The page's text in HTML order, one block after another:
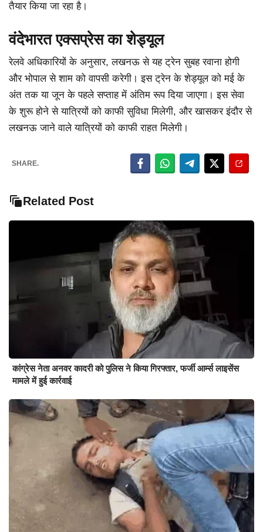
तैयार किया जा रहा है।
वंदेभारत एक्सप्रेस का शेड्यूल
रेलवे अधिकारियों के अनुसार, लखनऊ से यह ट्रेन सुबह रवाना होगी
और भोपाल से शाम को वापसी करेगी। इस ट्रेन के शेड्यूल को मई के
अंत तक या जून के पहले सप्ताह में अंतिम रूप दिया जाएगा। इस सेवा
के शुरू होने से यात्रियों को काफी सुविधा मिलेगी, और खासकर इंदौर से
लखनऊ जाने वाले यात्रियों को काफी राहत मिलेगी।
SHARE.
Related Post
कांग्रेस नेता अनवर कादरी को पुलिस ने किया गिरफ्तार, फर्जी आर्म्स लाइसेंस
मामले में हुई कार्रवाई